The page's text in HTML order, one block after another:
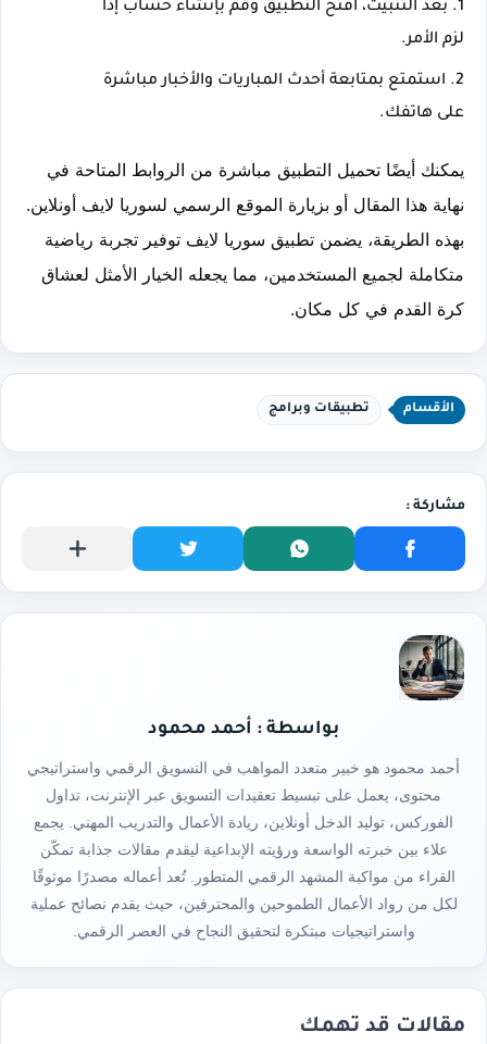
لزم الأمر.
على هاتفك.
كرة القدم في كل مكان.
الأقسام تطبيقات وبرامج
بواسطة : أحمد محمود
أحمد محمود هو خبير متعدد المواهب في التسويق الرقمي واستراتيجي
محتوى، يعمل على تبسيط تعقيدات التسويق عبر الإنترنت، تداول
الفوركس، توليد الدخل أونلاين، ريادة الأعمال والتدريب المهني. يجمع
علاء بين خبرته الواسعة ورؤيته الإبداعية ليقدم مقالات جذابة تمكّن
القراء من مواكبة المشهد الرقمي المتطور. تُعد أعماله مصدرًا موثوقًا
لكل من رواد الأعمال الطموحين والمحترفين، حيث يقدم نصائح عملية
واستراتيجيات مبتكرة لتحقيق النجاح في العصر الرقمي.
مقالات قد تهمك